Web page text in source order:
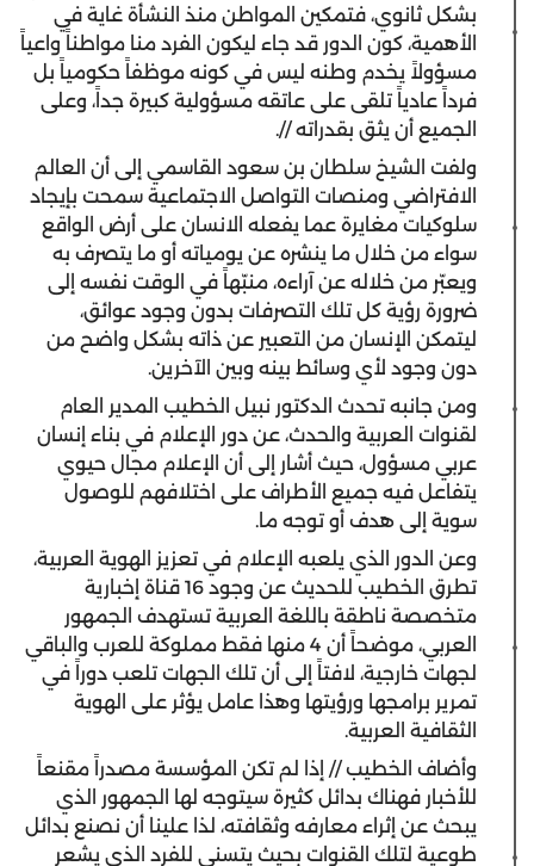
بشكل ثانوي، فتمكين المواطن منذ النشأة غاية في
الأهمية، كون الدور قد جاء ليكون الفرد منا مواطناً واعياً
مسؤولاً يخدم وطنه ليس في كونه موظفاً حكومياً بل
فرداً عادياً تلقى على عاتقه مسؤولية كبيرة جداً، وعلى
الجميع أن يثق بقدراته //.
ولفت الشيخ سلطان بن سعود القاسمي إلى أن العالم
الافتراضي ومنصات التواصل الاجتماعية سمحت بإيجاد
سلوكيات مغايرة عما يفعله الانسان على أرض الواقع
سواء من خلال ما ينشره عن يومياته أو ما يتصرف به
ويعبّر من خلاله عن آراءه، منبّهاً في الوقت نفسه إلى
ضرورة رؤية كل تلك التصرفات بدون وجود عوائق،
ليتمكن الإنسان من التعبير عن ذاته بشكل واضح من
دون وجود لأي وسائط بينه وبين الآخرين.
ومن جانبه تحدث الدكتور نبيل الخطيب المدير العام
لقنوات العربية والحدث، عن دور الإعلام في بناء إنسان
عربي مسؤول، حيث أشار إلى أن الإعلام مجال حيوي
يتفاعل فيه جميع الأطراف على اختلافهم للوصول
سوية إلى هدف أو توجه ما.
وعن الدور الذي يلعبه الإعلام في تعزيز الهوية العربية،
تطرق الخطيب للحديث عن وجود 16 قناة إخبارية
متخصصة ناطقة باللغة العربية تستهدف الجمهور
العربي، موضحاً أن 4 منها فقط مملوكة للعرب والباقي
لجهات خارجية، لافتاً إلى أن تلك الجهات تلعب دوراً في
تمرير برامجها ورؤيتها وهذا عامل يؤثر على الهوية
الثقافية العربية.
وأضاف الخطيب // إذا لم تكن المؤسسة مصدراً مقنعاً
للأخبار فهناك بدائل كثيرة سيتوجه لها الجمهور الذي
يبحث عن إثراء معارفه وثقافته، لذا علينا أن نصنع بدائل
طوعية لتلك القنوات بحيث يتسنى للفرد الذي يشعر